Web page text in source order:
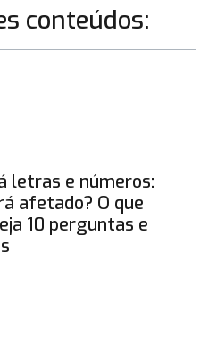
conteúdos:
letras e números:
afetado? O que
10 perguntas e